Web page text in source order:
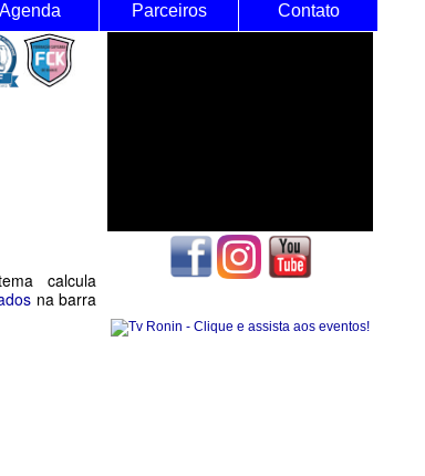
Agenda Parceiros Contato
calcula
na barra